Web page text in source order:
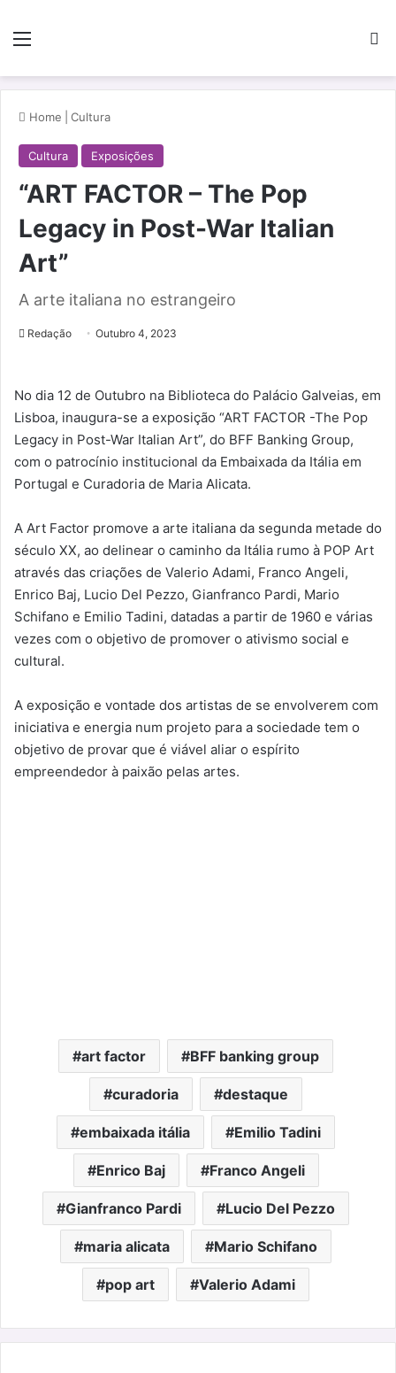
Menu
Home Cultura
Cultura Exposições
“ART FACTOR – The Pop
Legacy in Post-War Italian
Art”
A arte italiana no estrangeiro
Redação Outubro 4, 2023
No dia 12 de Outubro na Biblioteca do Palácio Galveias, em
Lisboa, inaugura-se a exposição “ART FACTOR -The Pop
Legacy in Post-War Italian Art”, do BFF Banking Group,
com o patrocínio institucional da Embaixada da Itália em
Portugal e Curadoria de Maria Alicata.
A Art Factor promove a arte italiana da segunda metade do
século XX, ao delinear o caminho da Itália rumo à POP Art
através das criações de Valerio Adami, Franco Angeli,
Enrico Baj, Lucio Del Pezzo, Gianfranco Pardi, Mario
Schifano e Emilio Tadini, datadas a partir de 1960 e várias
vezes com o objetivo de promover o ativismo social e
cultural.
A exposição e vontade dos artistas de se envolverem com
iniciativa e energia num projeto para a sociedade tem o
objetivo de provar que é viável aliar o espírito
empreendedor à paixão pelas artes.
art factor BFF banking group
curadoria destaque
embaixada itália Emilio Tadini
Enrico Baj Franco Angeli
Gianfranco Pardi Lucio Del Pezzo
maria alicata Mario Schifano
pop art Valerio Adami